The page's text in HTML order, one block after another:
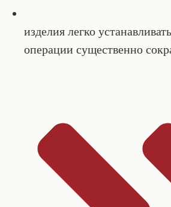
изделия легко
операции существенно